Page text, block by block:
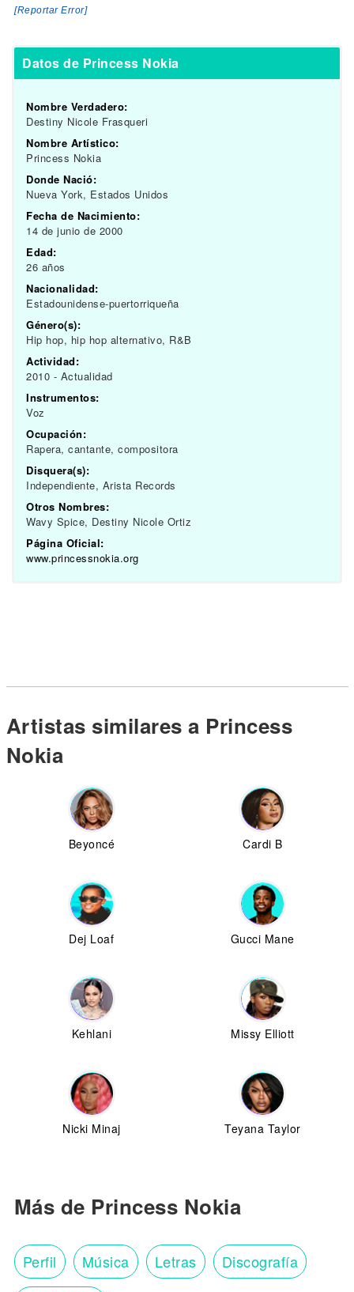
[Reportar Error]
Datos de Princess Nokia
Nombre Verdadero:
Destiny Nicole Frasqueri
Nombre Artístico:
Princess Nokia
Donde Nació:
Nueva York, Estados Unidos
Fecha de Nacimiento:
14 de junio de 2000
Edad:
26 años
Nacionalidad:
Estadounidense-puertorriqueña
Género(s):
Hip hop, hip hop alternativo, R&B
Actividad:
2010 - Actualidad
Instrumentos:
Voz
Ocupación:
Rapera, cantante, compositora
Disquera(s):
Independiente, Arista Records
Otros Nombres:
Wavy Spice, Destiny Nicole Ortiz
Página Oficial:
www.princessnokia.org
Artistas similares a Princess
Nokia
Beyoncé Cardi B
Dej Loaf Gucci Mane
Kehlani Missy Elliott
Nicki Minaj Teyana Taylor
Más de Princess Nokia
Perfil Música Letras Discografía